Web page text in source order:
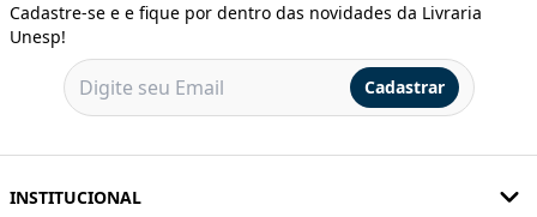
Cadastre-se e e fique por dentro das novidades da Livraria
Unesp!
Cadastrar
INSTITUCIONAL